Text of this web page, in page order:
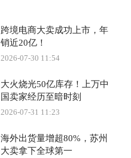
跨境电商大卖成功上市，年
销近20亿！
2026-07-30 11:54
大火烧光50亿库存！上万中
国卖家经历至暗时刻
2026-07-31 11:23
海外出货量增超80%，苏州
大卖拿下全球第一